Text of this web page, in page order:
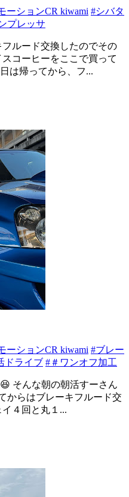
ーションCR kiwami #シバタ
プレッサ
ルード交換したのでその
コーヒーをここで買って
は帰ってから、フ...
ーションCR kiwami #ブレー
ドライブ #＃ワンオフ加工
そんな朝の朝活すーさん
からはブレーキフルード交
４回と丸１...